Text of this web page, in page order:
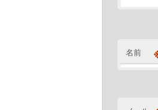
名前